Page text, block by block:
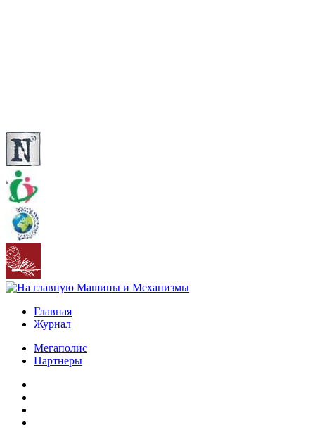
Главная
Журнал
Мегаполис
Партнеры